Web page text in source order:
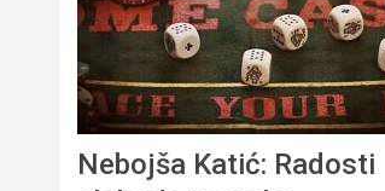
Nebojša Katić: Radosti